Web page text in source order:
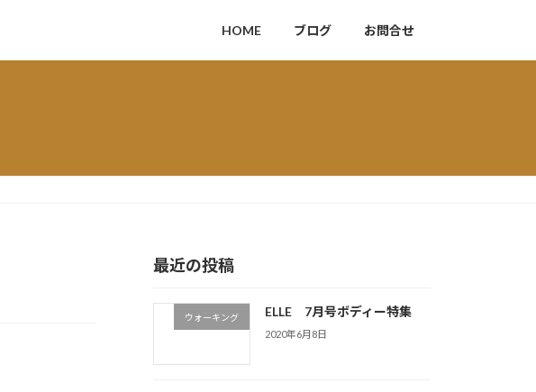
HOME ブログ お問合せ
最近の投稿
ウォーキング ELLE 7月号ボディー特集
2020年6月8日